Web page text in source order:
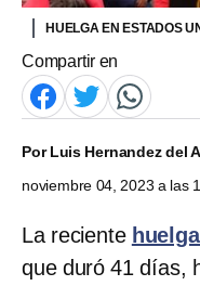
HUELGA EN ESTADOS
Compartir en
PorLuis Hernandez del
noviembre 04, 2023 a las
La reciente
que duró 41 días,